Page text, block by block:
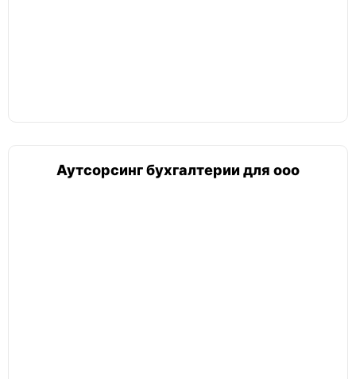
Аутсорсинг бухгалтерии для ооо